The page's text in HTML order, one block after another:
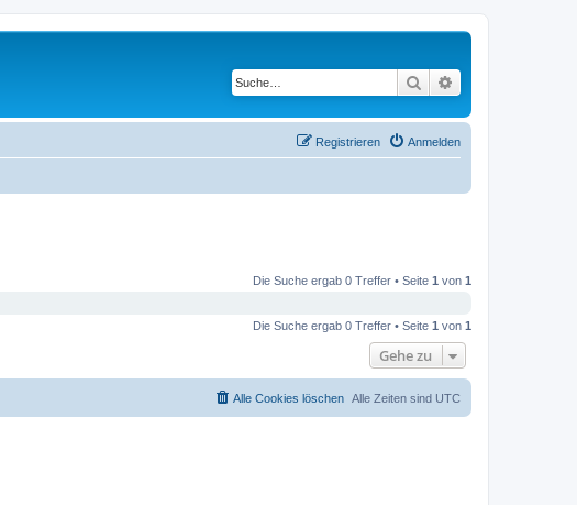
Suche
Anmelden
Registrieren
Die Suche ergab 0 Treffer • Seite 1 von 1
Die Suche ergab 0 Treffer • Seite 1 von 1
Gehe zu
Alle Zeiten sind UTC
Alle Cookies löschen